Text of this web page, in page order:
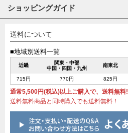
ショッピングガイド
送料について
■地域別送料一覧
近畿
関東・中部
中国・四国・九州
南東北
715円 770円 825円
通常5,500円(税込)以上ご購入で、送料無料!
送料無料商品と同時購入でも送料無料！